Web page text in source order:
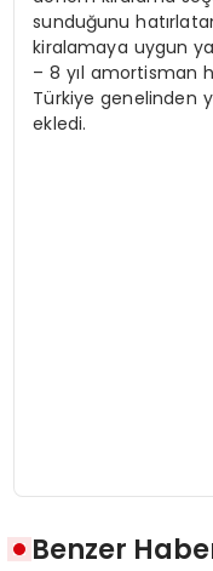
sunduğunu
kiralamaya uygun
– 8 yıl amortisman
Türkiye genelinden
ekledi.
Benzer